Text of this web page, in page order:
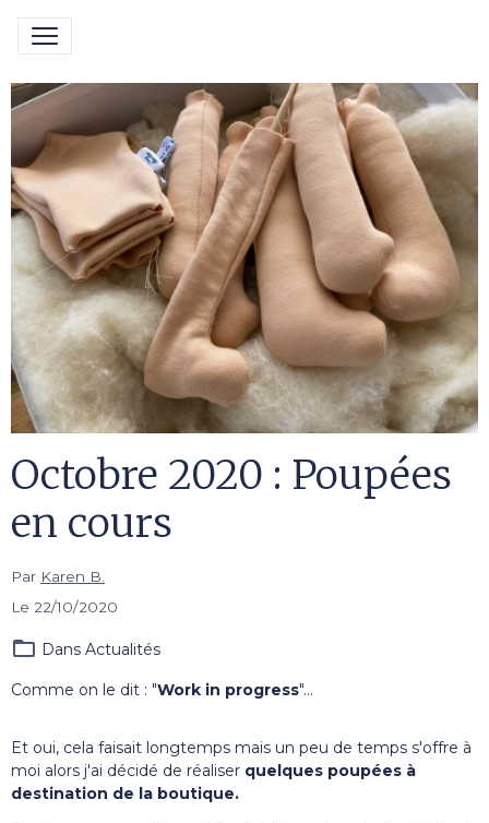
Octobre 2020 : Poupées
en cours
Par Karen B.
Le 22/10/2020
Dans Actualités
Comme on le dit : "Work in progress"...
Et oui, cela faisait longtemps mais un peu de temps s'offre à
moi alors j'ai décidé de réaliser quelques poupées à
destination de la boutique.